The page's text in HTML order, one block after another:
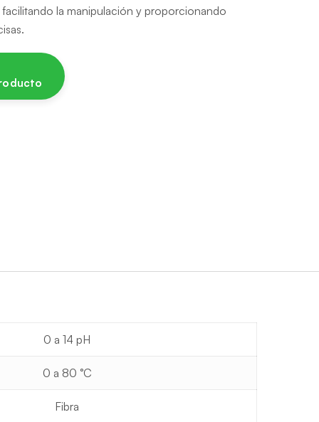
la manipulación y proporcionando
0 a 14 pH
0 a 80 °C
Fibra